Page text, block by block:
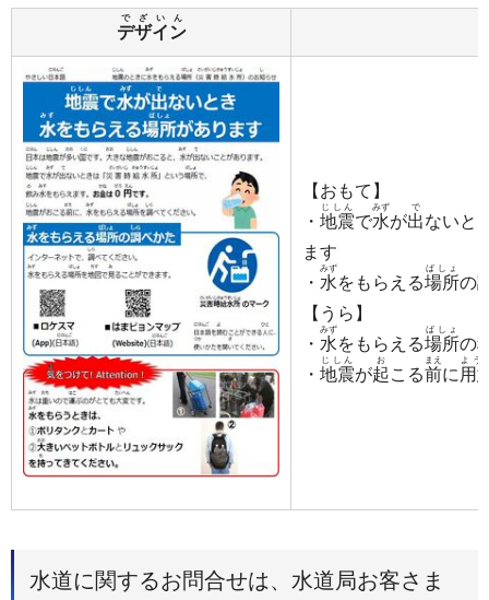
デザイン
でざいん
【おもて】
・ 地震
じしん
で水
みず
が出
で
ないと
ます
・ 水
みず
をもらえる場所
ばしょ
の
【うら】
・ 水
みず
をもらえる場所
ばしょ
の
・ 地震
じしん
が起
お
こる前
まえ
に 用
よう
水道に関するお問合せは、水道局お客さま